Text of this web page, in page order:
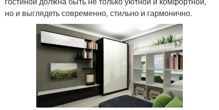
но и выглядеть современно, стильно и гармонично.